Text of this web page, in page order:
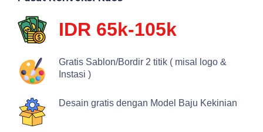
IDR 65k-105k
Gratis Sablon/Bordir 2 titik ( misal logo &
Instasi )
Desain gratis dengan Model Baju Kekinian